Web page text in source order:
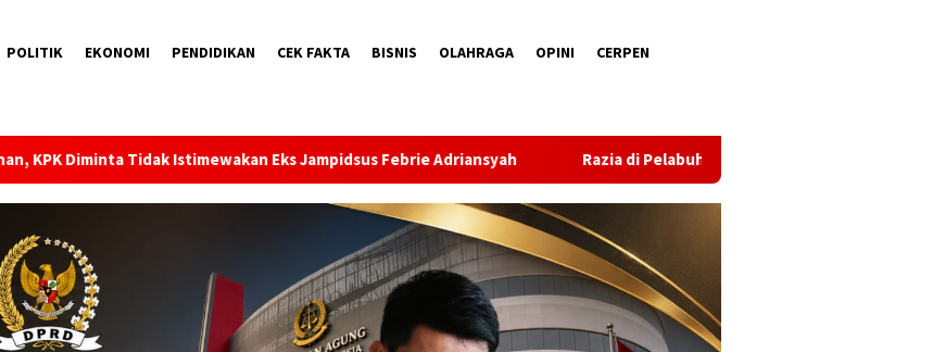
POLITIK EKONOMI PENDIDIKAN CEK FAKTA BISNIS OLAHRAGA OPINI CERPEN
Jampidsus Febrie Adriansyah Razia di Pelabuhan Sanana, Sat Polairud Polres Sula Sita 22 Botol Miras Jenis Cap